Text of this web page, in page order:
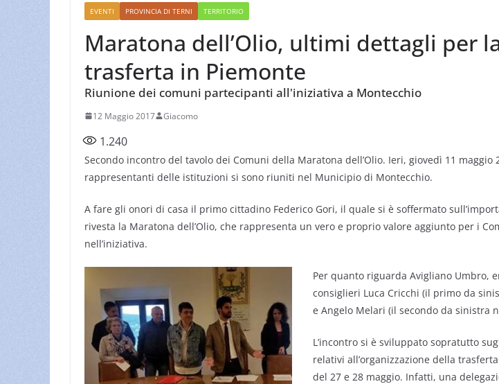
EVENTI PROVINCIA DI TERNI TERRITORIO
Maratona dell’Olio, ultimi dettagli per
trasferta in Piemonte
Riunione dei comuni partecipanti all'iniziativa a Montecchio
12 Maggio 2017 Giacomo
1.240
Secondo incontro del tavolo dei Comuni della Maratona dell’Olio. Ieri, giovedì 11 maggio
rappresentanti delle istituzioni si sono riuniti nel Municipio di Montecchio.
A fare gli onori di casa il primo cittadino Federico Gori, il quale si è soffermato
rivesta la Maratona dell’Olio, che rappresenta un vero e proprio valore aggiunto per i
nell’iniziativa.
Per quanto riguarda Avigliano Umbro,
consiglieri Luca Cricchi (il primo da
e Angelo Melari (il secondo da sinistra
L’incontro si è sviluppato sopratutto
relativi all’organizzazione della
del 27 e 28 maggio. Infatti, una